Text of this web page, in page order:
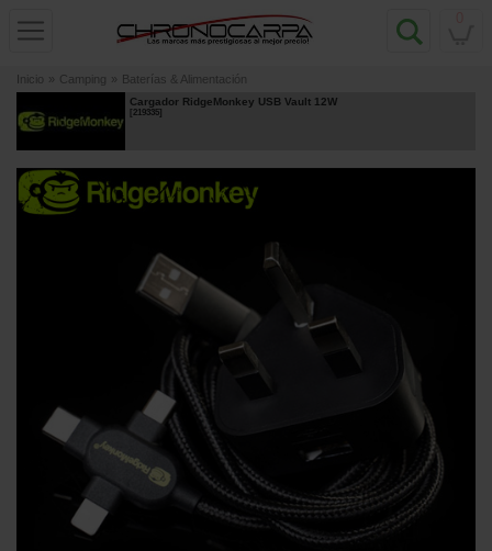
Inicio » Camping » Baterías & Alimentación
Cargador RidgeMonkey USB Vault 12W
[219335]